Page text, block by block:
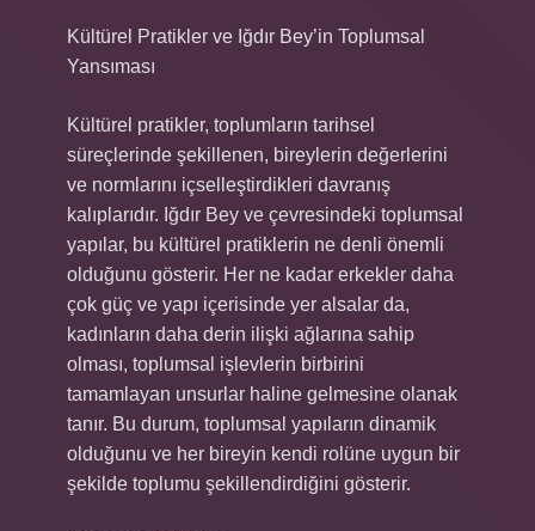
Kültürel Pratikler ve Iğdır Bey’in Toplumsal
Yansıması
Kültürel pratikler, toplumların tarihsel
süreçlerinde şekillenen, bireylerin değerlerini
ve normlarını içselleştirdikleri davranış
kalıplarıdır. Iğdır Bey ve çevresindeki toplumsal
yapılar, bu kültürel pratiklerin ne denli önemli
olduğunu gösterir. Her ne kadar erkekler daha
çok güç ve yapı içerisinde yer alsalar da,
kadınların daha derin ilişki ağlarına sahip
olması, toplumsal işlevlerin birbirini
tamamlayan unsurlar haline gelmesine olanak
tanır. Bu durum, toplumsal yapıların dinamik
olduğunu ve her bireyin kendi rolüne uygun bir
şekilde toplumu şekillendirdiğini gösterir.